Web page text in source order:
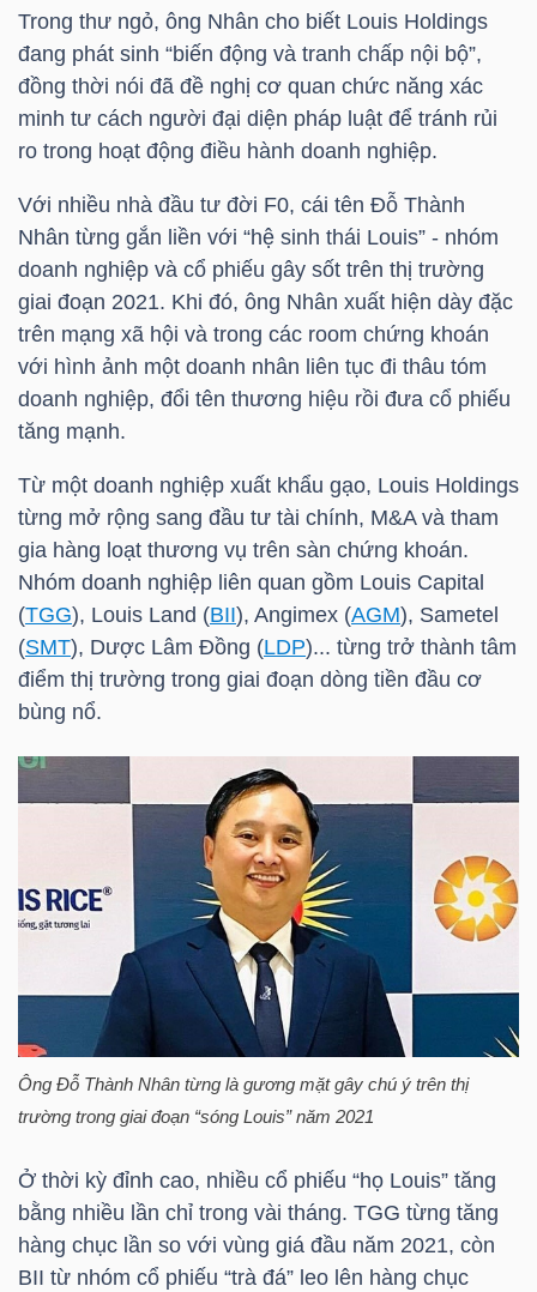
Trong thư ngỏ, ông Nhân cho biết Louis Holdings
đang phát sinh “biến động và tranh chấp nội bộ”,
đồng thời nói đã đề nghị cơ quan chức năng xác
minh tư cách người đại diện pháp luật để tránh rủi
ro trong hoạt động điều hành doanh nghiệp.
Với nhiều nhà đầu tư đời F0, cái tên Đỗ Thành
Nhân từng gắn liền với “hệ sinh thái Louis” - nhóm
doanh nghiệp và cổ phiếu gây sốt trên thị trường
giai đoạn 2021. Khi đó, ông Nhân xuất hiện dày đặc
trên mạng xã hội và trong các room chứng khoán
với hình ảnh một doanh nhân liên tục đi thâu tóm
doanh nghiệp, đổi tên thương hiệu rồi đưa cổ phiếu
tăng mạnh.
Từ một doanh nghiệp xuất khẩu gạo, Louis Holdings
từng mở rộng sang đầu tư tài chính, M&A và tham
gia hàng loạt thương vụ trên sàn chứng khoán.
Nhóm doanh nghiệp liên quan gồm Louis Capital
(TGG), Louis Land (BII), Angimex (AGM), Sametel
(SMT), Dược Lâm Đồng (LDP)... từng trở thành tâm
điểm thị trường trong giai đoạn dòng tiền đầu cơ
bùng nổ.
Ông Đỗ Thành Nhân từng là gương mặt gây chú ý trên thị
trường trong giai đoạn “sóng Louis” năm 2021
Ở thời kỳ đỉnh cao, nhiều cổ phiếu “họ Louis” tăng
bằng nhiều lần chỉ trong vài tháng. TGG từng tăng
hàng chục lần so với vùng giá đầu năm 2021, còn
BII từ nhóm cổ phiếu “trà đá” leo lên hàng chục
TƯ
XUẤT
DỮ
LIỆU
Ngành
(-)
VS-
SECTOR
NĂNG
LƯỢNG
VẬT
NGHIỆP
TIÊU
DÙNG
KHÔNG
THIẾT